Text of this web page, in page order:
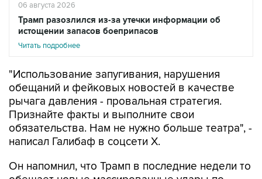
06 августа 2026
Трамп разозлился из-за утечки информации об
истощении запасов боеприпасов
Читать подробнее
"Использование запугивания, нарушения
обещаний и фейковых новостей в качестве
рычага давления - провальная стратегия.
Признайте факты и выполните свои
обязательства. Нам не нужно больше театра", -
написал Галибаф в соцсети X.
Он напомнил, что Трамп в последние недели то